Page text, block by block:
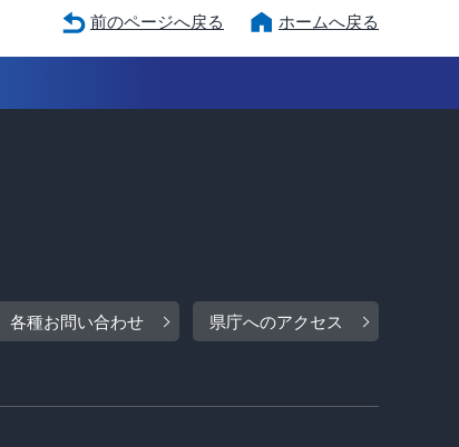
前のページへ戻る ホームへ戻る
各種お問い合わせ 県庁へのアクセス